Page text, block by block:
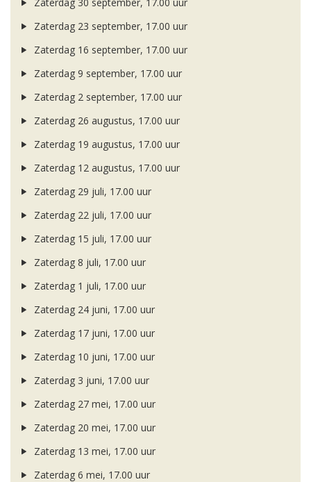
Zaterdag 30 september, 17.00 uur
Zaterdag 23 september, 17.00 uur
Zaterdag 16 september, 17.00 uur
Zaterdag 9 september, 17.00 uur
Zaterdag 2 september, 17.00 uur
Zaterdag 26 augustus, 17.00 uur
Zaterdag 19 augustus, 17.00 uur
Zaterdag 12 augustus, 17.00 uur
Zaterdag 29 juli, 17.00 uur
Zaterdag 22 juli, 17.00 uur
Zaterdag 15 juli, 17.00 uur
Zaterdag 8 juli, 17.00 uur
Zaterdag 1 juli, 17.00 uur
Zaterdag 24 juni, 17.00 uur
Zaterdag 17 juni, 17.00 uur
Zaterdag 10 juni, 17.00 uur
Zaterdag 3 juni, 17.00 uur
Zaterdag 27 mei, 17.00 uur
Zaterdag 20 mei, 17.00 uur
Zaterdag 13 mei, 17.00 uur
Zaterdag 6 mei, 17.00 uur